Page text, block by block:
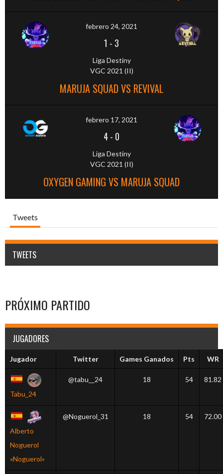
febrero 24, 2021
1 - 3
Liga Destiny
VGC 2021 (II)
MARUJA SQUAD VS REVIVAL
febrero 17, 2021
4- 0
Liga Destiny
VGC 2021 (II)
OXYGEN GAMING VS MARUJA SQUAD
Tweets
TWEETS
PRÓXIMO PARTIDO
JUGADORES
Jugador Twitter Games Ganados Pts WR
Tabu_24
@tabu__24 18 54 81.82
Alberto
Noguerol
«Noguerol»
@Noguerol_31 18 54 72.00